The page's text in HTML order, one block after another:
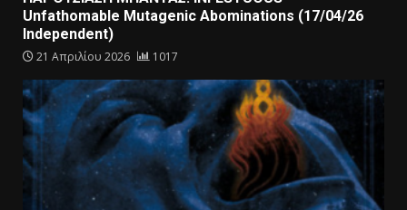
Unfathomable Mutagenic Abominations (17/04/26
Independent)
21 Απριλίου 2026 1017